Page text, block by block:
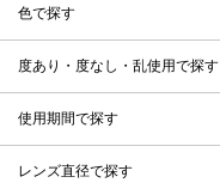
色で探す
度あり・度なし・乱使用で探す
使用期間で探す
レンズ直径で探す